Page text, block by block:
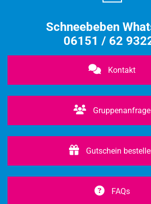
Schneebeben
06151 / 62
Kontakt
Gruppenanfrage
Gutschein
FAQs